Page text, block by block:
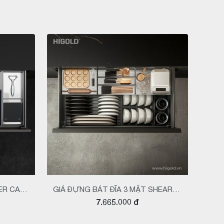
CAO
GIÁ ĐỰNG BÁT ĐĨA 3 MẶT SHEARER
4.0 PRO
7.665.000 đ